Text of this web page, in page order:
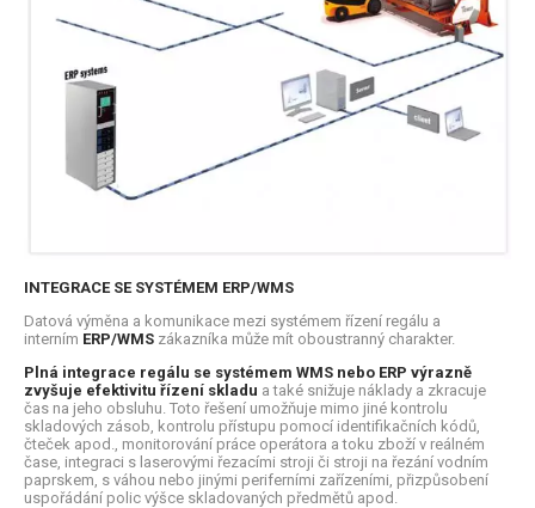
INTEGRACE SE SYSTÉMEM ERP/WMS
Datová výměna a komunikace mezi systémem řízení regálu a
interním ERP/WMS zákazníka může mít oboustranný charakter.
Plná integrace regálu se systémem WMS nebo ERP výrazně
zvyšuje efektivitu řízení skladu a také snižuje náklady a zkracuje
čas na jeho obsluhu. Toto řešení umožňuje mimo jiné kontrolu
skladových zásob, kontrolu přístupu pomocí identifikačních kódů,
čteček apod., monitorování práce operátora a toku zboží v reálném
čase, integraci s laserovými řezacími stroji či stroji na řezání vodním
paprskem, s váhou nebo jinými periferními zařízeními, přizpůsobení
uspořádání polic výšce skladovaných předmětů apod.